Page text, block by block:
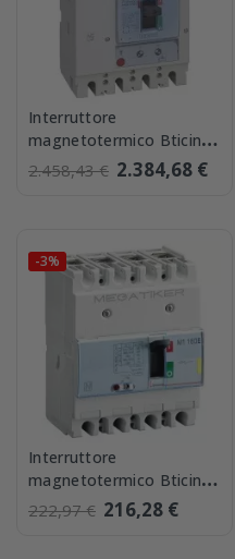
Interruttore
magnetotermico Bticino
MEGATIKER 3P+N 400A
36kA T744F400
2.458,43 € 2.384,68 €
-3%
Interruttore
magnetotermico Bticino
MEGATIKER 3P+N 100A
16 kA T714E100
222,97 € 216,28 €